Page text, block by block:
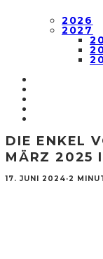
2026
2027
DIE ENKEL
MÄRZ 2025
17. JUNI 2024·2